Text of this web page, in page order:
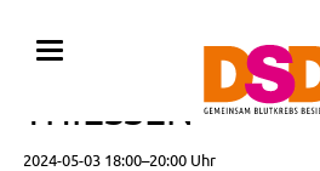
TYPISIERUNG
THIESSEN
2024-05-03 18:00–20:00 Uhr